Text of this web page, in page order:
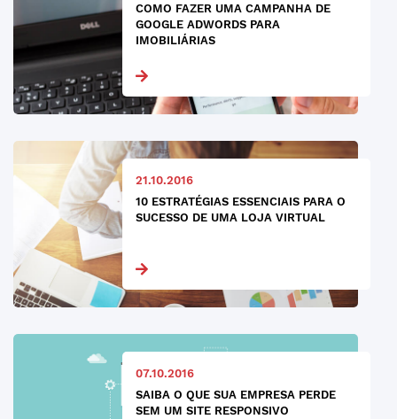
COMO FAZER UMA CAMPANHA DE
GOOGLE ADWORDS PARA
IMOBILIÁRIAS
21.10.2016
10 ESTRATÉGIAS ESSENCIAIS PARA O
SUCESSO DE UMA LOJA VIRTUAL
07.10.2016
SAIBA O QUE SUA EMPRESA PERDE
SEM UM SITE RESPONSIVO